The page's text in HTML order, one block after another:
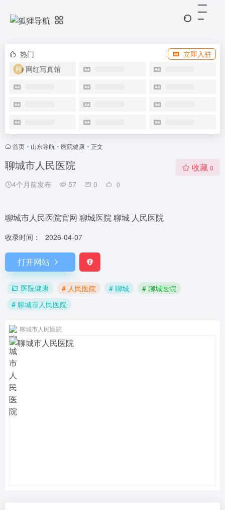
热门
立即入驻
网红写真馆
首页 • 山东导航 • 医院健康 • 正文
聊城市人民医院
4个月前发布 57 0 0
收藏 0
聊城市人民医院官网 聊城医院 聊城 人民医院
收录时间： 2026-04-07
打开网站
医院健康 # 人民医院 # 聊城
# 聊城医院
# 聊城市人民医院
聊城市人民医院